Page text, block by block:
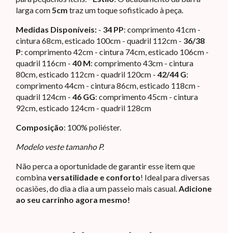
larga com5cm traz um toque sofisticado à peça.
Medidas Disponíveis: - 34 PP: comprimento 41cm -
cintura 68cm, esticado 100cm - quadril 112cm - 36/38
P: comprimento 42cm - cintura 74cm, esticado 106cm -
quadril 116cm - 40 M: comprimento 43cm - cintura
80cm, esticado 112cm - quadril 120cm - 42/44 G:
comprimento 44cm - cintura 86cm, esticado 118cm -
quadril 124cm - 46 GG: comprimento 45cm - cintura
92cm, esticado 124cm - quadril 128cm
Composição: 100% poliéster.
Modelo veste tamanho P.
Não perca a oportunidade de garantir esse item que
combinaversatilidade e conforto! Ideal para diversas
ocasiões, do dia a dia a um passeio mais casual.Adicione
ao seu carrinho agora mesmo!